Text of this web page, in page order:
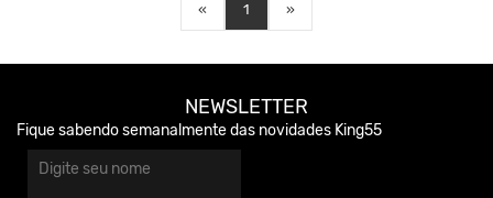
« 1 »
NEWSLETTER
Fique sabendo semanalmente das novidades King55